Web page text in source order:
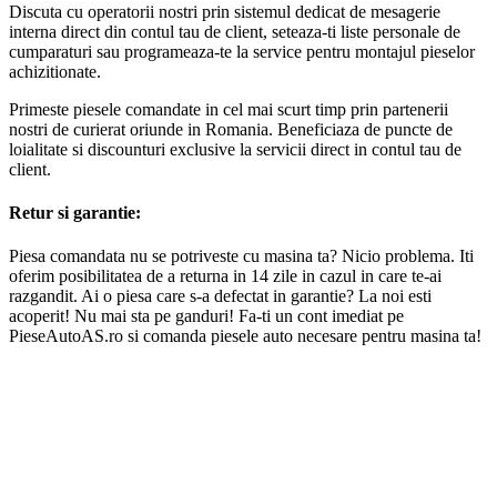
Discuta cu operatorii nostri prin sistemul dedicat de mesagerie
interna direct din contul tau de client, seteaza-ti liste personale de
cumparaturi sau programeaza-te la service pentru montajul pieselor
achizitionate.
Primeste piesele comandate in cel mai scurt timp prin partenerii
nostri de curierat oriunde in Romania. Beneficiaza de puncte de
loialitate si discounturi exclusive la servicii direct in contul tau de
client.
Retur si garantie:
Piesa comandata nu se potriveste cu masina ta? Nicio problema. Iti
oferim posibilitatea de a returna in 14 zile in cazul in care te-ai
razgandit. Ai o piesa care s-a defectat in garantie? La noi esti
acoperit! Nu mai sta pe ganduri! Fa-ti un cont imediat pe
PieseAutoAS.ro si comanda piesele auto necesare pentru masina ta!